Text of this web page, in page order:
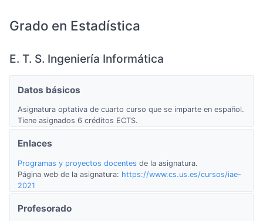
Grado en Estadística
E. T. S. Ingeniería Informática
Datos básicos
Asignatura optativa de cuarto curso que se imparte en español.
Tiene asignados 6 créditos ECTS.
Enlaces
Programas y proyectos docentes de la asignatura.
Página web de la asignatura: https://www.cs.us.es/cursos/iae-
2021
Profesorado